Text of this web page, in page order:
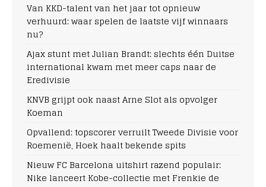
Van KKD-talent van het jaar tot opnieuw
verhuurd: waar spelen de laatste vijf winnaars
nu?
Ajax stunt met Julian Brandt: slechts één Duitse
international kwam met meer caps naar de
Eredivisie
KNVB grijpt ook naast Arne Slot als opvolger
Koeman
Opvallend: topscorer verruilt Tweede Divisie voor
Roemenië, Hoek haalt bekende spits
Nieuw FC Barcelona uitshirt razend populair:
Nike lanceert Kobe-collectie met Frenkie de